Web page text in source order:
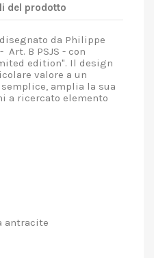
del prodotto
da Philippe
Art. B PSJS - con
edition". Il design
valore a un
amplia la sua
a ricercato elemento
antracite